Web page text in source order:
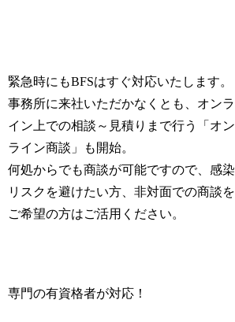
緊急時にもBFSはすぐ対応いたします。
事務所に来社いただかなくとも、オンラ
イン上での相談～見積りまで行う
「オン
ライン商談」
も開始。
何処からでも商談が可能ですので、感染
リスクを避けたい方、非対面での商談を
ご希望の方はご活用ください。
専門の有資格者が対応！